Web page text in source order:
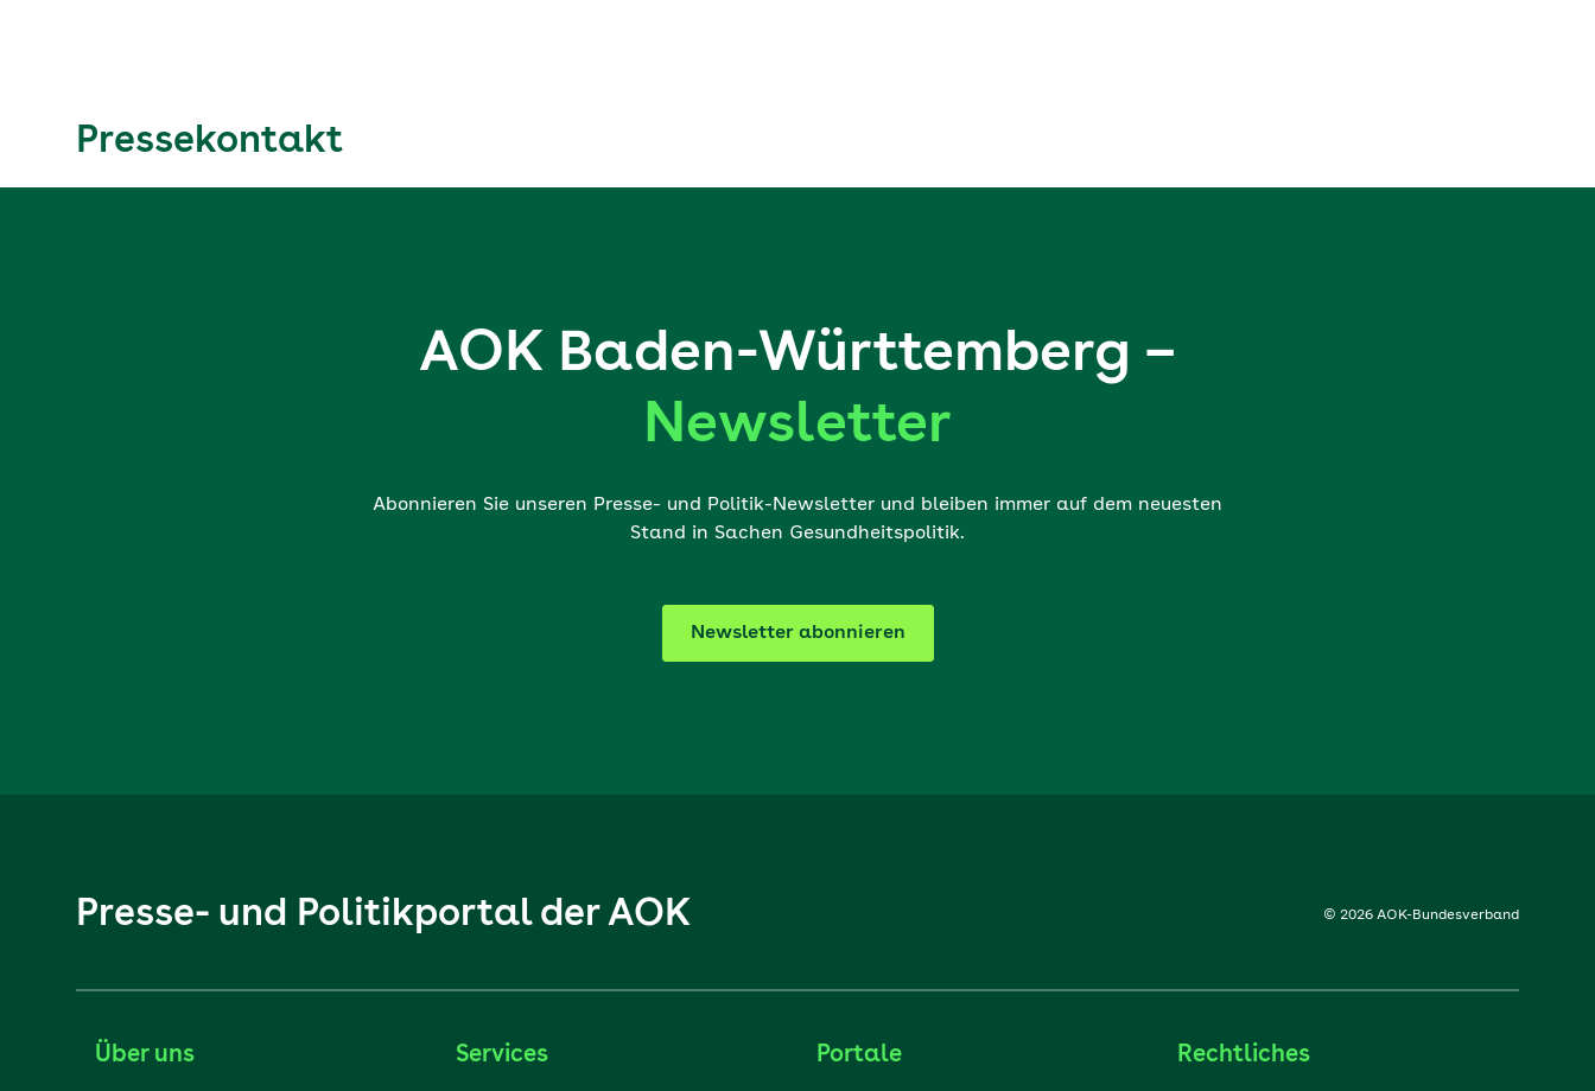
Pressekontakt
AOK Baden-Württemberg –
Newsletter
Abonnieren Sie unseren Presse- und Politik-Newsletter und bleiben immer auf dem neuesten
Stand in Sachen Gesundheitspolitik.
Newsletter abonnieren
Presse- und Politikportal der AOK © 2026 AOK-Bundesverband
Über uns Services Portale Rechtliches